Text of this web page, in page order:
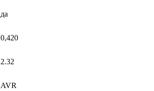
да
0,420
2.32
AVR